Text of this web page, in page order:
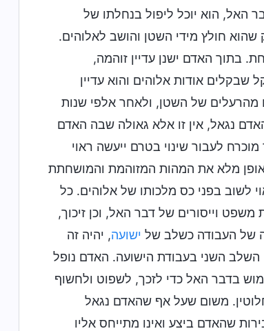
האל, הוא יוכל ליפול בנחלתו של
חולץ מידי השטן והושב לאלוהים.
בתוך האדם ישנן עדיין זוהמה,
אודות אלוהים והוא עדיין
מהרעלים של השטן, ולאחר אלפי שנות
נגאל, אין זו אלא גאולה שבה האדם
לעבור שינוי בטרם ייעשה ראוי
מלא את המהות המזוהמת והמושחתת
לשוב בפני כס מלכותו של אלוהים. כל
וייסורים של דבר האל, וכן זיכוך,
של העבודה כשלב של ישועה, יהיה זה
השלב השני בעבודת הישועה. האדם נופל
בדבר האל כדי לזכך, לשפוט ולחשוף
משום שעל אף שהאדם נגאל
שהאדם ביצע ואינו מתייחס אליו